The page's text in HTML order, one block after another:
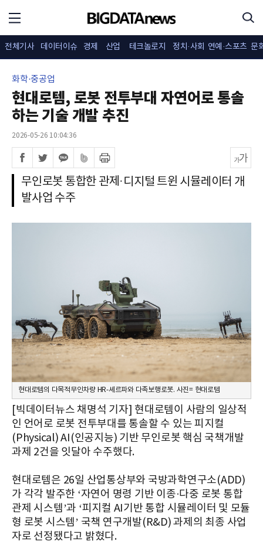
전체기사 데이터이슈 경제 산업 테크놀로지 정치·사회 연예·스포츠 문
화학·중공업
현대로템, 로봇 전투부대 자연어로 통솔
하는 기술 개발 추진
2026-05-26 10:04:36
무인로봇 통합한 관제·디지털 트윈 시뮬레이터 개
발사업 수주
현대로템의 다목적무인차량 HR-셰르파와 다족보행로봇. 사진= 현대로템
[빅데이터뉴스 채명석 기자] 현대로템이 사람의 일상적
인 언어로 로봇 전투부대를 통솔할 수 있는 피지컬
(Physical) AI(인공지능) 기반 무인로봇 핵심 국책개발
과제 2건을 잇달아 수주했다.
현대로템은 26일 산업통상부와 국방과학연구소(ADD)
가 각각 발주한 ‘자연어 명령 기반 이종·다중 로봇 통합
관제 시스템’과 ‘피지컬 AI기반 통합 시뮬레이터 및 모듈
형 로봇 시스템’ 국책 연구개발(R&D) 과제의 최종 사업
자로 선정됐다고 밝혔다.